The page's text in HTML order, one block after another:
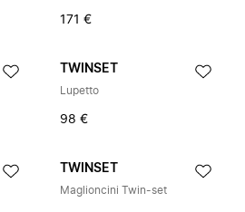
171 €
TWINSET
Lupetto
98 €
TWINSET
Maglioncini Twin-set